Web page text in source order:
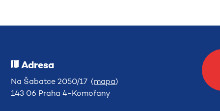
Adresa
Na Šabatce 2050/17 (mapa)
143 06 Praha 4-Komořany